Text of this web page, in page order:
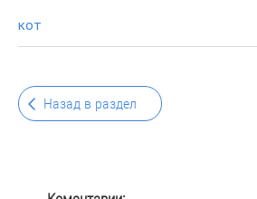
кот
Назад в раздел